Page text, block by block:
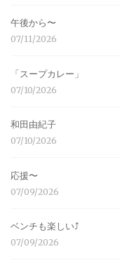
午後から〜
07/11/2026
「スープカレー」
07/10/2026
和田由紀子
07/10/2026
応援〜
07/09/2026
ベンチも楽しい⤴︎
07/09/2026